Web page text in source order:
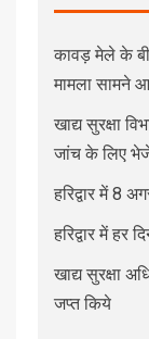
कावड़ मेले के
मामला सामने
खाद्य सुरक्षा
जांच के लिए
हरिद्वार में 8
हरिद्वार में हर
खाद्य सुरक्षा
जप्त किये